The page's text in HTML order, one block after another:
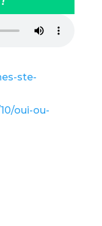
ste-
oui-ou-